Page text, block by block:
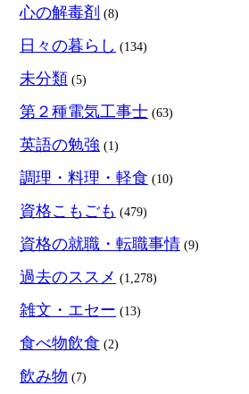
心の解毒剤 (8)
日々の暮らし (134)
未分類 (5)
第２種電気工事士 (63)
英語の勉強 (1)
調理・料理・軽食 (10)
資格こもごも (479)
資格の就職・転職事情 (9)
過去のススメ (1,278)
雑文・エセー (13)
食べ物飲食 (2)
飲み物 (7)